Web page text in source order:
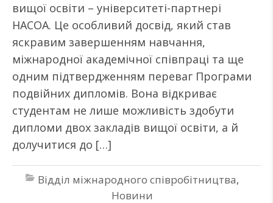
вищої освіти – університеті-партнері
НАСОА. Це особливий досвід, який став
яскравим завершенням навчання,
міжнародної академічної співпраці та ще
одним підтвердженням переваг Програми
подвійних дипломів. Вона відкриває
студентам не лише можливість здобути
дипломи двох закладів вищої освіти, а й
долучитися до […]
Відділ міжнародного співробітництва,
Новини